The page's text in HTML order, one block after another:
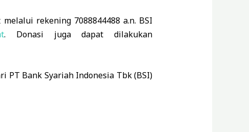
rekening 7088844488 a.n. BSI
. Donasi juga dapat dilakukan
PT Bank Syariah Indonesia Tbk (BSI)